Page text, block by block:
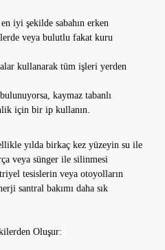
iyi şekilde sabahın erken
veya bulutlu fakat kuru
kullanarak tüm işleri yerden
kaymaz tabanlı
için bir ip kullanın.
yılda birkaç kez yüzeyin su ile
veya sünger ile silinmesi
tesislerin veya otoyolların
santral bakımı daha sık
Oluşur: